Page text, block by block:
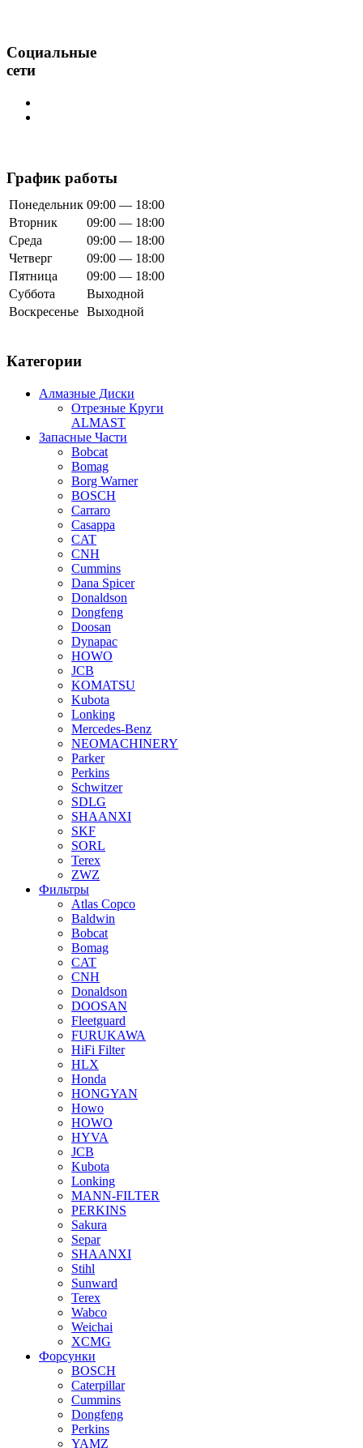
Социальные
сети
График работы
Понедельник 09:00 — 18:00
Вторник
09:00 — 18:00
Среда
09:00 — 18:00
Четверг
09:00 — 18:00
Пятница
09:00 — 18:00
Суббота
Выходной
Воскресенье Выходной
Категории
Алмазные Диски
Отрезные Круги
ALMAST
Запасные Части
Bobcat
Bomag
Borg Warner
BOSCH
Carraro
Casappa
CAT
CNH
Cummins
Dana Spicer
Donaldson
Dongfeng
Doosan
Dynapac
HOWO
JCB
KOMATSU
Kubota
Lonking
Mercedes-Benz
NEOMACHINERY
Parker
Perkins
Schwitzer
SDLG
SHAANXI
SKF
SORL
Terex
ZWZ
Фильтры
Atlas Copco
Baldwin
Bobcat
Bomag
CAT
CNH
Donaldson
DOOSAN
Fleetguard
FURUKAWA
HiFi Filter
HLX
Honda
HONGYAN
Howo
HOWO
HYVA
JCB
Kubota
Lonking
MANN-FILTER
PERKINS
Sakura
Separ
SHAANXI
Stihl
Sunward
Terex
Wabco
Weichai
XCMG
Форсунки
BOSCH
Caterpillar
Cummins
Dongfeng
Perkins
YAMZ